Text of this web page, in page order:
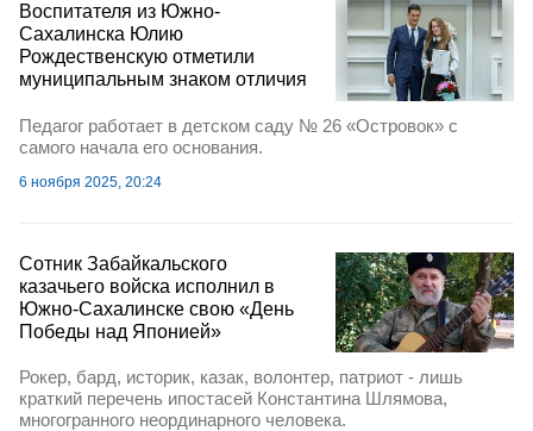
Воспитателя из Южно-
Сахалинска Юлию
Рождественскую отметили
муниципальным знаком отличия
Педагог работает в детском саду № 26 «Островок» с
самого начала его основания.
6 ноября 2025, 20:24
Сотник Забайкальского
казачьего войска исполнил в
Южно-Сахалинске свою «День
Победы над Японией»
Рокер, бард, историк, казак, волонтер, патриот - лишь
краткий перечень ипостасей Константина Шлямова,
многогранного неординарного человека.